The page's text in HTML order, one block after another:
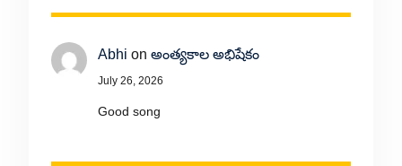
Abhi on అంత్యకాల అభిషేకం
July 26, 2026
Good song